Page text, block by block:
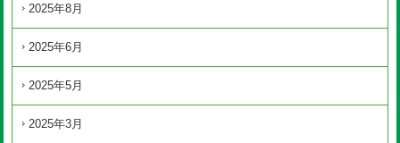
2025年8月
2025年6月
2025年5月
2025年3月